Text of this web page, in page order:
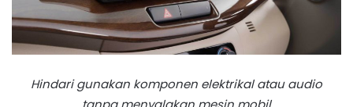
Hindari gunakan komponen elektrikal atau audio